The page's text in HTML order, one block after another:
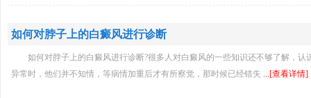
如何对脖子上的白癜风进行诊断
如何对脖子上的白癜风进行诊断?很多人对白癜风的一些知识还不够了解，
异常时，他们并不知情，等病情加重后才有所察觉，那时候已经错失 ...[查看详情]